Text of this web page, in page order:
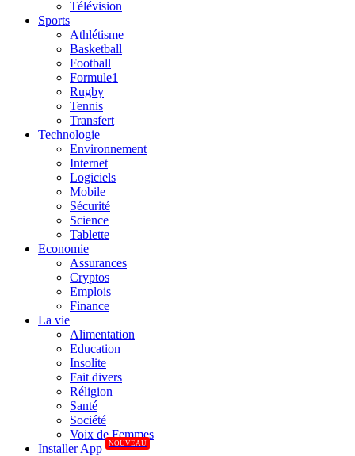
Télévision
Sports
Athlétisme
Basketball
Football
Formule1
Rugby
Tennis
Transfert
Technologie
Environnement
Internet
Logiciels
Mobile
Sécurité
Science
Tablette
Economie
Assurances
Cryptos
Emplois
Finance
La vie
Alimentation
Education
Insolite
Fait divers
Réligion
Santé
Société
Voix de Femmes
Installer App
NOUVEAU